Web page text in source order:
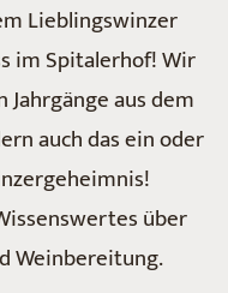
Lieblingswinzer
im Spitalerhof! Wir
aus dem
auch das ein oder
über
Weinbereitung.